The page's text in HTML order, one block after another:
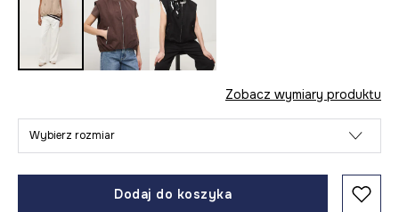
Zobacz wymiary produktu
Wybierz rozmiar
Dodaj do koszyka